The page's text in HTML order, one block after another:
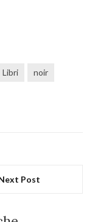
Libri
noir
Post